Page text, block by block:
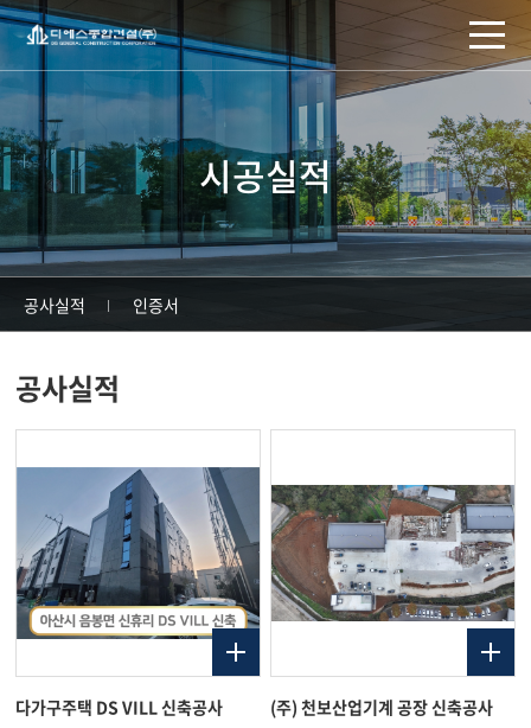
주메뉴 바로가기
컨텐츠 바로가기
시공실적
공사실적 인증서
공사실적
다가구주택 DS VILL 신축공사 (주) 천보산업기계 공장 신축공사